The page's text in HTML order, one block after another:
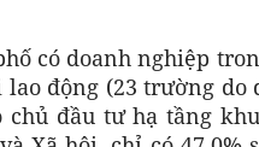
có doanh nghiệp
động (23 trường do
đầu tư hạ tầng